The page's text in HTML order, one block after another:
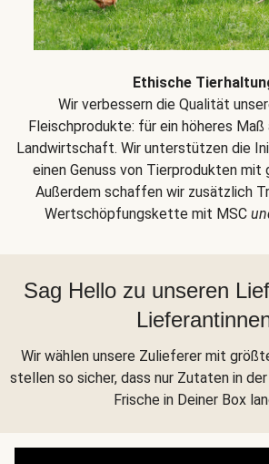
Ethische
Wir verbessern die Qualität
Fleischprodukte: für ein höheres Maß
Landwirtschaft. Wir unterstützen die
einen Genuss von Tierprodukten mit
Außerdem schaffen wir zusätzlich
Wertschöpfungskette mit MSC
Sag Hello zu unseren
Wir wählen unsere Zulieferer mit
stellen so sicher, dass nur Zutaten in
Frische in Deiner Box